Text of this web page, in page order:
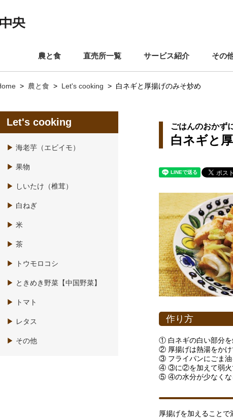
農と食 直売所一覧 サービス紹介 その
> 農と食 > Let's cooking > 白ネギと厚揚げのみそ炒め
ごはんのおかず
白ネギと
作り方
① 白ネギの白い部分を
② 厚揚げは熱湯をかけ
③ フライパンにごま油
④ ③に②を加えて弱火
⑤ ④の水分が少なくな
厚揚げを加えること
Let's cooking
▶ 海老芋（エビイモ）
▶ 果物
▶ しいたけ（椎茸）
▶ 白ねぎ
▶ 米
▶ 茶
▶ トウモロコシ
▶ ときめき野菜【中国野菜】
▶ トマト
▶ レタス
▶ その他